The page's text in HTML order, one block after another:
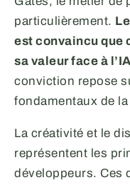
particulièrement.
est convaincu que
sa valeur face à l’IA
conviction repose
fondamentaux de
La créativité et le
représentent les
développeurs. Ces